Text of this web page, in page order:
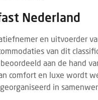
Nederland
en uitvoerder
van dit
aan de hand
comfort en luxe wordt
in